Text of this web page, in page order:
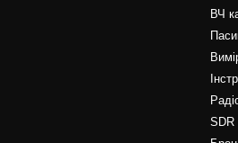
ВЧ
SDR